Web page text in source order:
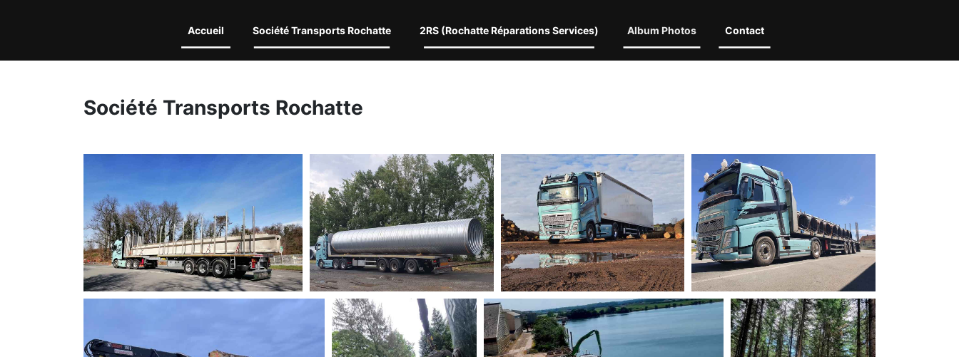
Accueil Société Transports Rochatte 2RS (Rochatte Réparations Services) Album Photos Contact
Société Transports Rochatte